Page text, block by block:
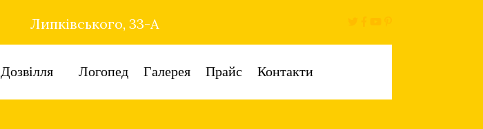
Липківського, 33-А
Дозвілля Логопед Галерея Прайс Контакти